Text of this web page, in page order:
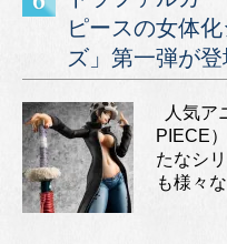
ピースの女体
ズ」第一弾が登
人気ア
PIECE
たなシ
も様々